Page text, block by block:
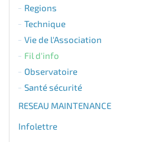
Regions
Technique
Vie de l'Association
Fil d'info
Observatoire
Santé sécurité
RESEAU MAINTENANCE
Infolettre